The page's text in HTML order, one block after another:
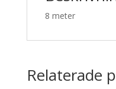
8 meter
Relaterade